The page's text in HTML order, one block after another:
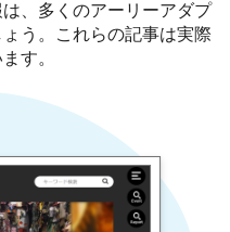
、多くのアーリーアダプ
う。これらの記事は実際
す。